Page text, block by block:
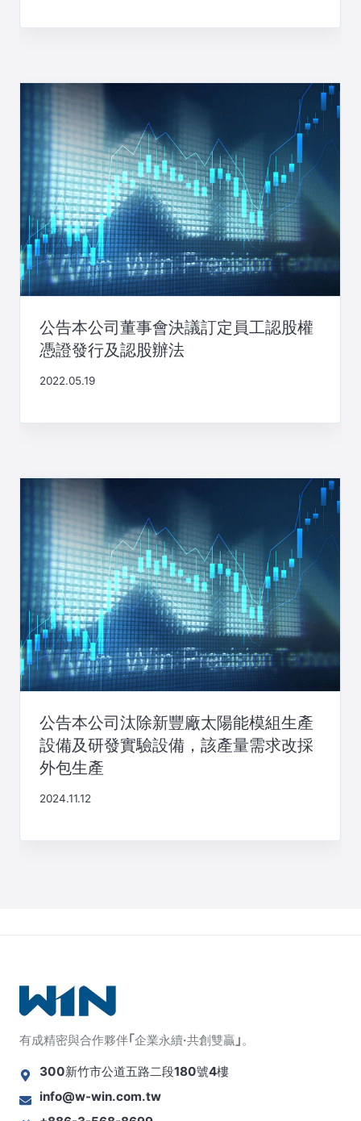
公告本公司董事會決議訂定員工認股權
憑證發行及認股辦法
2022.05.19
公告本公司汰除新豐廠太陽能模組生產
設備及研發實驗設備，該產量需求改採
外包生產
2024.11.12
有成精密與合作夥伴｢企業永續·共創雙贏｣。
300新竹市公道五路二段180號4樓
info@w-win.com.tw